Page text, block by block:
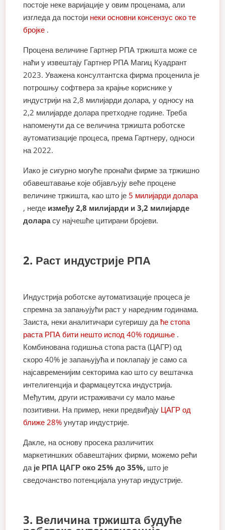
постоје неке варијације у овим проценама, али
изгледа да постоји неки основни консензус око те
бројке .
Процена величине Гартнер РПА тржишта може се
наћи у извештају Гартнер РПА Магиц Куадрант
2023. Уважена консултантска фирма проценила је
потрошњу софтвера за крајње кориснике у
индустрији на 2,8 милијарди долара, у односу на
2,2 милијарде долара претходне године. Треба
напоменути да се величина тржишта роботске
аутоматизације процеса, према Гартнеру, односи
на 2022.
Иако је сигурно могуће пронаћи фирме за тржишно
обавештавање које објављују веће процене
величине тржишта, као што је 5 милијарди долара
, негде између 2,8 милијарди и 3,2 милијарде
доларасу најчешће цитирани бројеви.
2. Раст индустрије РПА
Индустрија роботске аутоматизације процеса је
спремна за запањујући раст у наредним годинама.
Заиста, неки аналитичари сугеришу даће стопа
раста РПА бити нешто испод 40% годишње .
Комбинована годишња стопа раста (ЦАГР) од
скоро 40% је запањујућа и поклапају је само са
најсавременијим секторима као што су вештачка
интелигенција и фармацеутска индустрија.
Међутим, други истраживачи су мало мање
позитивни. На пример, неки предвиђају ЦАГР од
ближе 28% унутар индустрије.
Дакле, на основу просека различитих
маркетиншких обавештајних фирми, можемо рећи
да је РПА ЦАГР око 25% до 35%, што је
сведочанство потенцијала унутар индустрије.
3. Величина тржишта будуће